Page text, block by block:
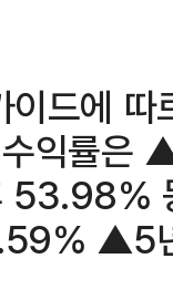
이드에
수익률
▲5